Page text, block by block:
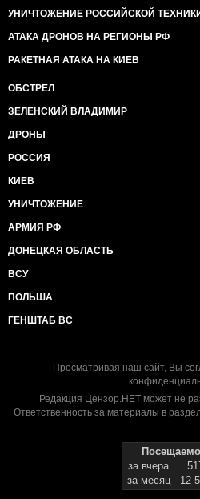
УНИЧТОЖЕНИЕ РОССИЙСКОЙ
АТАКА ДРОНОВ НА РЕГИОНЫ РФ
РАКЕТНАЯ АТАКА НА КИЕВ
ОБСТРЕЛ
ЗЕЛЕНСКИЙ ВЛАДИМИР
ДРОНЫ
РОССИЯ
КИЕВ
УНИЧТОЖЕНИЕ
АРМИЯ РФ
ДОНЕЦКАЯ ОБЛАСТЬ
ВСУ
ПОЛЬША
ГЕНШТАБ ВС
Просматривая наш сайт, Вы
Редакция Цензор.НЕТ может не
Ответственность за материалы в
за вчера
за месяц
12